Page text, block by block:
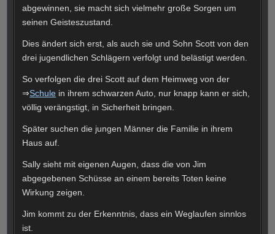
abgewinnen, sie macht sich vielmehr große Sorgen um
seinen Geisteszustand.
Dies ändert sich erst, als auch sie und Sohn Scott von den
drei jugendlichen Schlägern verfolgt und belästigt werden.
So verfolgen die drei Scott auf dem Heimweg von der
⇒Schule in ihrem schwarzen Auto, nur knapp kann er sich,
völlig verängstigt, in Sicherheit bringen.
Später suchen die jungen Männer die Familie in ihrem
Haus auf.
Sally sieht mit eigenen Augen, dass die von Jim
abgegebenen Schüsse an einem bereits Toten keine
Wirkung zeigen.
Jim kommt zu der Erkenntnis, dass ein Weglaufen sinnlos
ist.